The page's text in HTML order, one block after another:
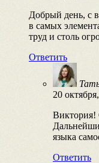
Добрый день, с
в самых
труд и столь
Ответить
20
Виктория!
языка
Ответить